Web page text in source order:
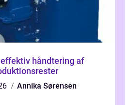
håndtering af
Annika Sørensen